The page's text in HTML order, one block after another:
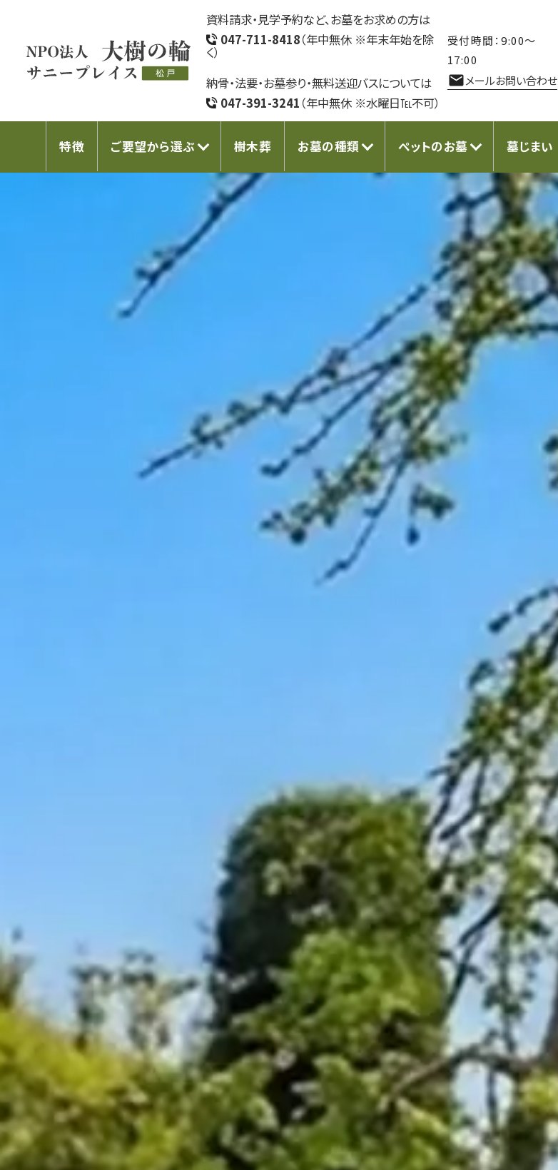
資料請求・見学予約など、お墓をお求めの方は
047-711-8418（年中無休 ※年末年始を除
く）
納骨・法要・お墓参り・無料送迎バスについては
047-391-3241 （年中無休 ※水曜日℡不可）
受付時間：9:00〜
17:00
メールお問い合わせ
特徴 ご要望から選ぶ 樹木葬 お墓の種類 ペットのお墓 墓じまい